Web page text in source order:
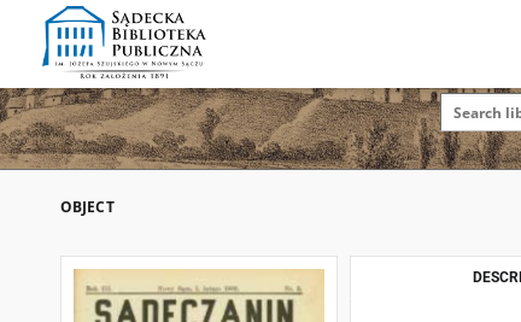
OBJECT